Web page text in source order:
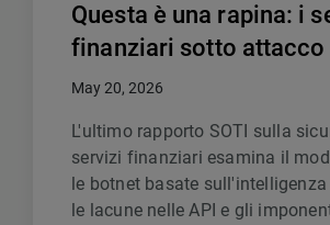
Questa è una rapina: i
finanziari sotto attacco
May 20, 2026
L'ultimo rapporto SOTI sulla
servizi finanziari esamina il
le botnet basate
le lacune nelle API e gli